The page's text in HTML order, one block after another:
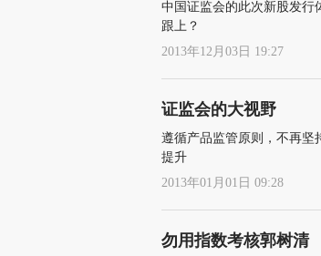
中国证监会的此次新股发行
跟上？
2013年12月03日 19:27
证监会的大视野
遵循产品监管原则，不再坚
提升
2013年01月01日 09:28
勿用指数考核郭树清